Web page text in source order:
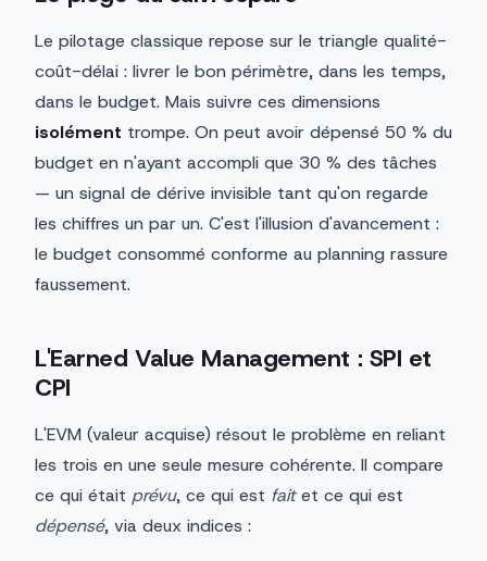
Le pilotage classique repose sur le triangle qualité-
coût-délai : livrer le bon périmètre, dans les temps,
dans le budget. Mais suivre ces dimensions
isolément trompe. On peut avoir dépensé 50 % du
budget en n'ayant accompli que 30 % des tâches
— un signal de dérive invisible tant qu'on regarde
les chiffres un par un. C'est l'illusion d'avancement :
le budget consommé conforme au planning rassure
faussement.
L'Earned Value Management : SPI et
CPI
L'EVM (valeur acquise) résout le problème en reliant
les trois en une seule mesure cohérente. Il compare
ce qui était prévu, ce qui est faitet ce qui est
dépensé, via deux indices :